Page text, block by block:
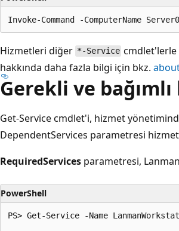
Hizmetleri diğer *-Service cmdlet'lerle
hakkında daha fazla bilgi için bkz.
Gerekli ve
Get-Service cmdlet'i, hizmet
DependentServices parametresi
RequiredServices parametresi,
PowerShell
PS> Get-Service -Name